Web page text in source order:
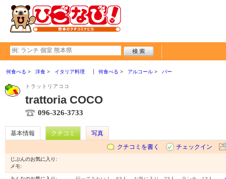
何食べる 洋食 イタリア料理 何食べる アルコール バー
トラットリアココ
trattoria COCO
096-326-3733
基本情報 クチコミ
写真
クチコミを書く
チェックイン
じぶんのお気に入り:
メモ: